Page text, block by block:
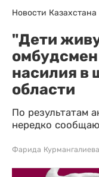
Новости Казахстана
"Дети
насилия в
области
По результатам
нередко
Фарида Курмангалиева